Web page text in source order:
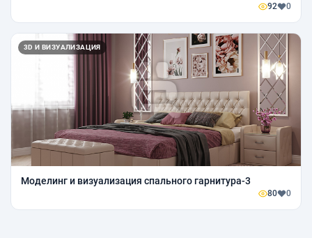
92 0
3D И ВИЗУАЛИЗАЦИЯ
Моделинг и визуализация спального гарнитура-3
80 0